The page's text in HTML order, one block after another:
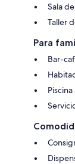
Sala
Taller
Para
Bar-